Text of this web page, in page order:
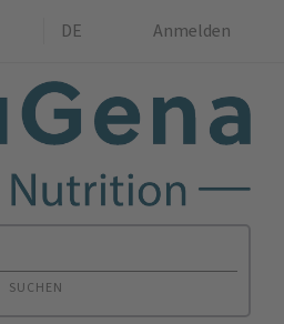
DE Anmelden
SUCHEN